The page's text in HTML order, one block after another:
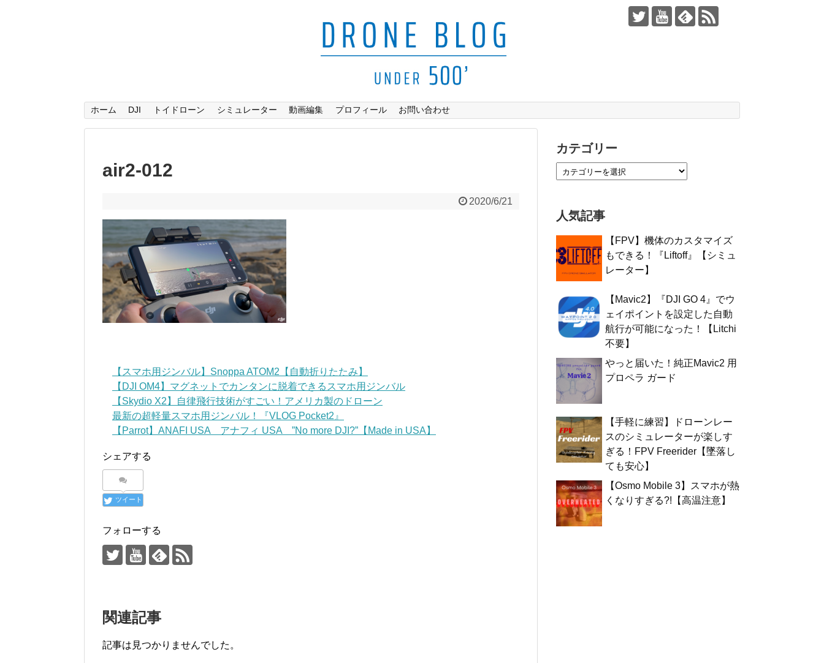
ホーム DJI トイドローン シミュレーター 動画編集 プロフィール お問い合わせ
air2-012
2020/6/21
【スマホ用ジンバル】Snoppa ATOM2【自動折りたたみ】
【DJI OM4】マグネットでカンタンに脱着できるスマホ用ジンバル
【Skydio X2】自律飛行技術がすごい！アメリカ製のドローン
最新の超軽量スマホ用ジンバル！『VLOG Pocket2』
【Parrot】ANAFI USA アナフィ USA ”No more DJI?”【Made in USA】
シェアする
ツイート
フォローする
関連記事
記事は見つかりませんでした。
カテゴリー
人気記事
【FPV】機体のカスタマイズ
もできる！『Liftoff』【シミュ
レーター】
【Mavic2】『DJI GO 4』でウ
ェイポイントを設定した自動
航行が可能になった！【Litchi
不要】
やっと届いた！純正Mavic2 用
プロペラ ガード
【手軽に練習】ドローンレー
スのシミュレーターが楽しす
ぎる！FPV Freerider【墜落し
ても安心】
【Osmo Mobile 3】スマホが熱
くなりすぎる?!【高温注意】